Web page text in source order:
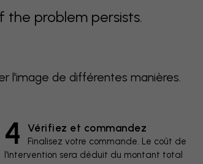
problem persists.
l'image de différentes manières.
4 Vérifiez et commandez
Finalisez votre commande. Le coût de
l'intervention sera déduit du montant total